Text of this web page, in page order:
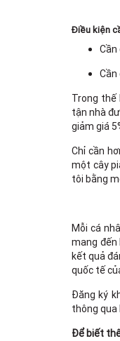
Điều kiện
Cần
Trong thế
tận nhà
giảm giá
Chỉ cần
một cây
tôi bằng
Mỗi cá
mang đến
kết quả
quốc tế
Đăng ký
thông
Để biết